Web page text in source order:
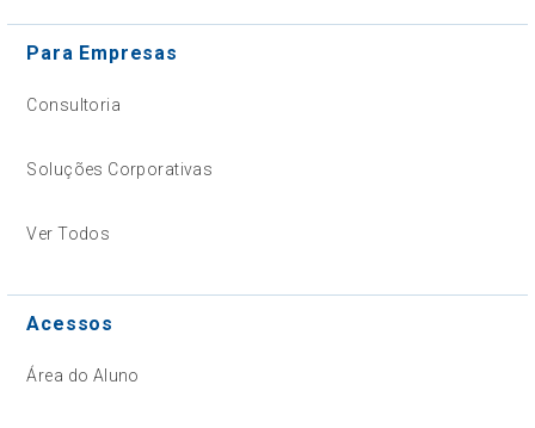
Para Empresas
Consultoria
Soluções Corporativas
Ver Todos
Acessos
Área do Aluno